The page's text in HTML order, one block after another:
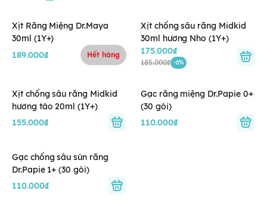
Xịt Răng Miệng Dr.Maya
30ml (1Y+)
189.000₫
Hết hàng
Xịt chống sâu răng Midkid
30ml hương Nho (1Y+)
175.000₫
185.000₫ -6%
Xịt chống sâu răng Midkid
hương táo 20ml (1Y+)
155.000₫
Gạc răng miệng Dr.Papie 0+
(30 gói)
110.000₫
Gạc chống sâu sún răng
Dr.Papie 1+ (30 gói)
110.000₫